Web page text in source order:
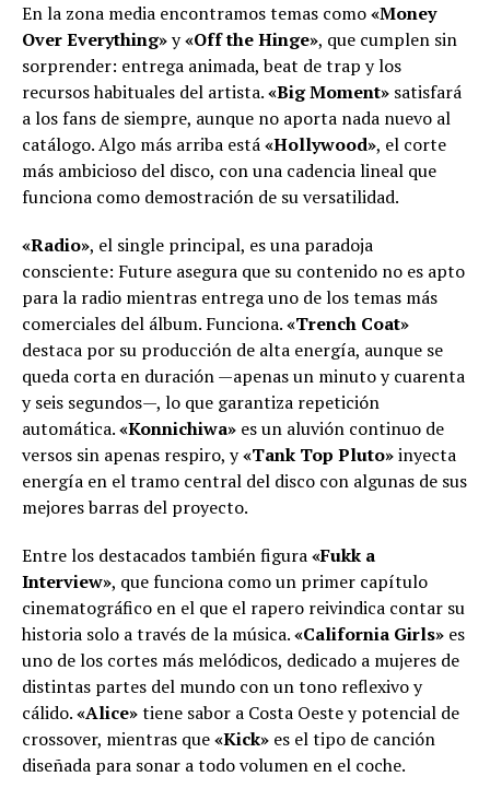
En la zona media encontramos temas como«Money
Over Everything»y«Off the Hinge», que cumplen sin
sorprender: entrega animada, beat de trap y los
recursos habituales del artista.«Big Moment» satisfará
a los fans de siempre, aunque no aporta nada nuevo al
catálogo. Algo más arriba está«Hollywood», el corte
más ambicioso del disco, con una cadencia lineal que
funciona como demostración de su versatilidad.
«Radio», el single principal, es una paradoja
consciente: Future asegura que su contenido no es apto
para la radio mientras entrega uno de los temas más
comerciales del álbum. Funciona.«Trench Coat»
destaca por su producción de alta energía, aunque se
queda corta en duración —apenas un minuto y cuarenta
y seis segundos—, lo que garantiza repetición
automática.«Konnichiwa» es un aluvión continuo de
versos sin apenas respiro, y«Tank Top Pluto»inyecta
energía en el tramo central del disco con algunas de sus
mejores barras del proyecto.
Entre los destacados también figura«Fukk a
Interview», que funciona como un primer capítulo
cinematográfico en el que el rapero reivindica contar su
historia solo a través de la música.«California Girls» es
uno de los cortes más melódicos, dedicado a mujeres de
distintas partes del mundo con un tono reflexivo y
cálido.«Alice»tiene sabor a Costa Oeste y potencial de
crossover, mientras que«Kick» es el tipo de canción
diseñada para sonar a todo volumen en el coche.